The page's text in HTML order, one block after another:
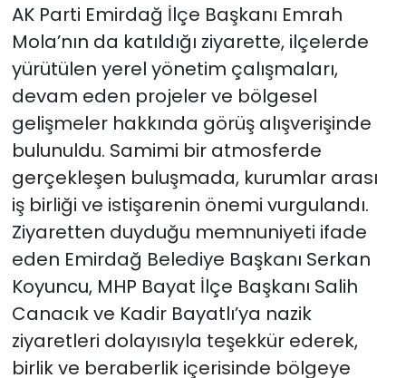
AK Parti Emirdağ İlçe Başkanı Emrah
Mola’nın da katıldığı ziyarette, ilçelerde
yürütülen yerel yönetim çalışmaları,
devam eden projeler ve bölgesel
gelişmeler hakkında görüş alışverişinde
bulunuldu. Samimi bir atmosferde
gerçekleşen buluşmada, kurumlar arası
iş birliği ve istişarenin önemi vurgulandı.
Ziyaretten duyduğu memnuniyeti ifade
eden Emirdağ Belediye Başkanı Serkan
Koyuncu, MHP Bayat İlçe Başkanı Salih
Canacık ve Kadir Bayatlı’ya nazik
ziyaretleri dolayısıyla teşekkür ederek,
birlik ve beraberlik içerisinde bölgeye